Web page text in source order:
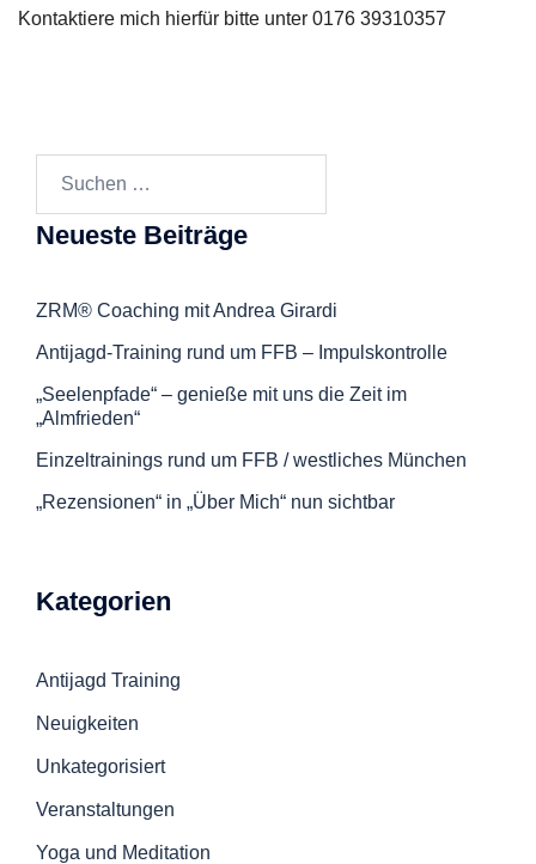
Kontaktiere mich hierfür bitte unter 0176 39310357
Neueste Beiträge
ZRM® Coaching mit Andrea Girardi
Antijagd-Training rund um FFB – Impulskontrolle
„Seelenpfade“ – genieße mit uns die Zeit im
„Almfrieden“
Einzeltrainings rund um FFB / westliches München
„Rezensionen“ in „Über Mich“ nun sichtbar
Kategorien
Antijagd Training
Neuigkeiten
Unkategorisiert
Veranstaltungen
Yoga und Meditation